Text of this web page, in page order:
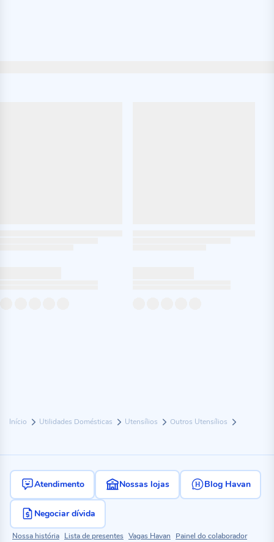
Início Utilidades Domésticas Utensílios Outros Utensílios
Atendimento Nossas lojas Blog Havan
Negociar dívida
Nossa história Lista de presentes Vagas Havan Painel do colaborador